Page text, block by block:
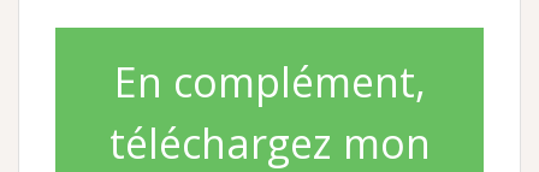
En complément,
téléchargez mon